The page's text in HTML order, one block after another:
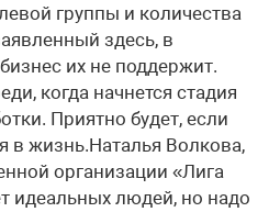
группы и количества
здесь, в
их не поддержит.
когда начнется стадия
Приятно будет, если
в жизнь.Наталья Волкова,
организации «Лига
идеальных людей, но надо